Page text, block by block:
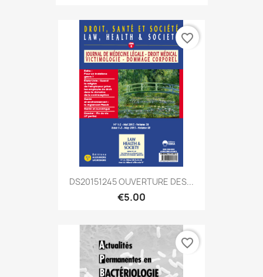
DS20151245 OUVERTURE DES...
€5.00
favorite_border
favorite_border